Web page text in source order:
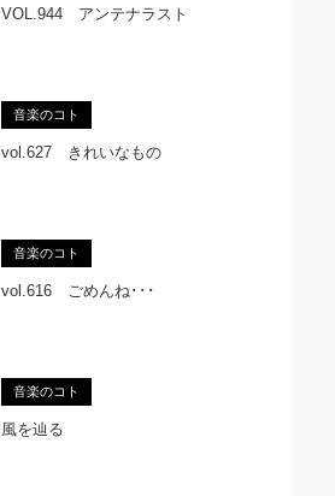
VOL.944 アンテナラスト
音楽のコト
vol.627 きれいなもの
音楽のコト
vol.616 ごめんね･･･
音楽のコト
風を辿る